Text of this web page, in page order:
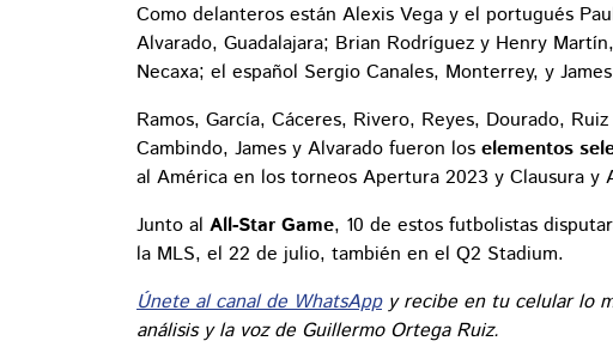
Como delanteros están Alexis Vega y el portugués
Alvarado, Guadalajara; Brian Rodríguez y Henry
Necaxa; el español Sergio Canales, Monterrey, y
Ramos, García, Cáceres, Rivero, Reyes, Dourado,
Cambindo, James y Alvarado fueron los elementos
al América en los torneos Apertura 2023 y Clausura y
Junto al All-Star Game, 10 de estos futbolistas
la MLS, el 22 de julio, también en el Q2 Stadium.
Únete al canal de WhatsAppy recibe en tu celular lo
análisis y la voz de Guillermo Ortega Ruiz.